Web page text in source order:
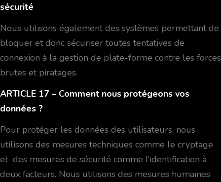
sécurité
Nous utilisons également des systèmes permettant de
bloquer et donc sécuriser toutes tentatives de
connexion à la gestion de plate-forme contre les forces
brutes et piratages.
ARTICLE 17 – Comment nous protégeons vos
données ?
Pour protéger les données des utilisateurs, nous
utilisons des mesures techniques comme le cryptage
et des mesures de sécurité comme l’identification à
deux facteurs. Nous utilisons des mesures humaines